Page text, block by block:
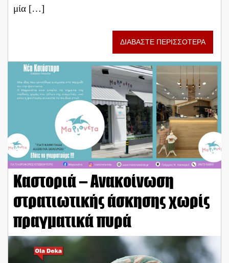
μία […]
ΔΙΑΒΑΣΤΕ ΠΕΡΙΣΣΟΤΕΡΑ
Καστοριά – Ανακοίνωση
στρατιωτικής άσκησης χωρίς
πραγματικά πυρά